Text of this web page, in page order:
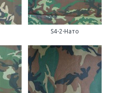
S4-2-Нато